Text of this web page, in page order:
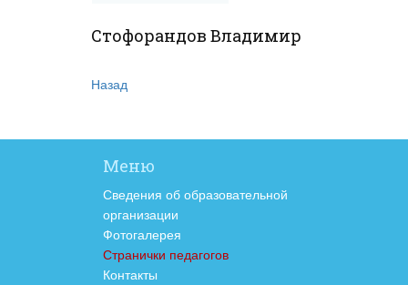
Стофорандов Владимир
Назад
Меню
Сведения об образовательной
организации
Фотогалерея
Странички педагогов
Контакты